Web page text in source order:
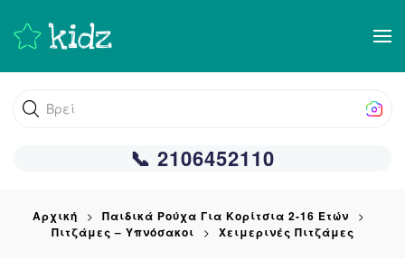
Skip
to
content
Βρείτε αυ
📞 2106452110
Αρχική
Παιδικά Ρούχα Για Κορίτσια 2-16 Ετών
Πιτζάμες – Υπνόσακοι
Χειμερινές Πιτζάμες